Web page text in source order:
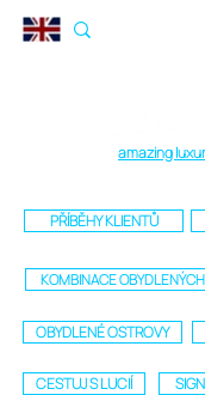
amazing
PŘÍBĚHY KLIENTŮ
KOMBINACE
OBYDLENÉ OSTROVY
CESTUJ S LUCIÍ